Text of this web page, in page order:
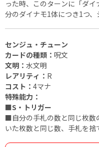
った時、このターンに「ダ
分のダイナモ1体につき1つ、
センジュ・チューン
カードの種類： 呪文
文明： 水文明
レアリティ： R
コスト： 4マナ
特殊能力：
■S・トリガー
■自分の手札の数と同じ枚
いた枚数と同じ数、手札を捨